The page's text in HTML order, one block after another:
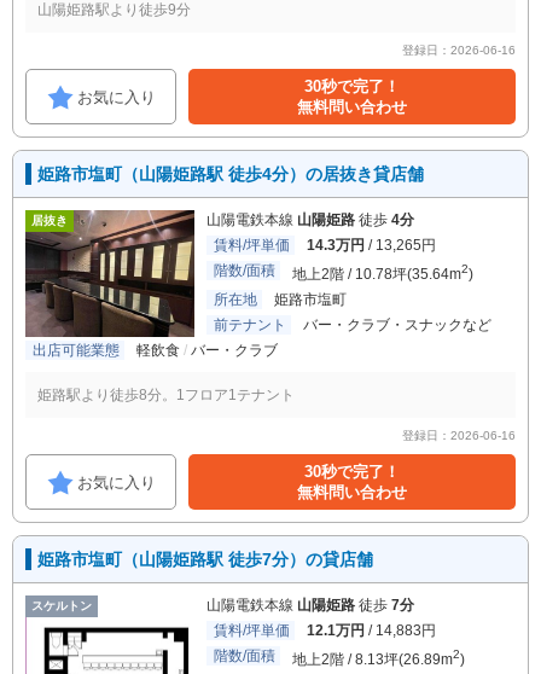
山陽姫路駅より徒歩9分
登録日：2026-06-16
お気に入り
30秒で完了！
無料問い合わせ
姫路市塩町（山陽姫路駅 徒歩4分）の居抜き貸店舗
居抜き 山陽電鉄本線 山陽姫路 徒歩 4分
賃料/坪単価
14.3万円 / 13,265円
階数/面積
地上2階 / 10.78坪(35.64m2)
所在地
姫路市塩町
前テナント
バー・クラブ・スナックなど
出店可能業態
軽飲食 バー・クラブ
姫路駅より徒歩8分。1フロア1テナント
登録日：2026-06-16
お気に入り
30秒で完了！
無料問い合わせ
姫路市塩町（山陽姫路駅 徒歩7分）の貸店舗
スケルトン 山陽電鉄本線 山陽姫路 徒歩 7分
賃料/坪単価
12.1万円 / 14,883円
階数/面積
地上2階 / 8.13坪(26.89m2)